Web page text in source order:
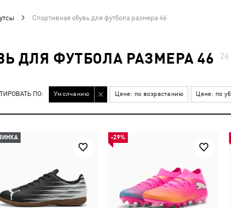
Спортивная обувь для футбола размера 46
ДЛЯ ФУТБОЛА РАЗМЕРА 46
ПО: Умолчанию Цене: по возрастанию Цене: по
-29%